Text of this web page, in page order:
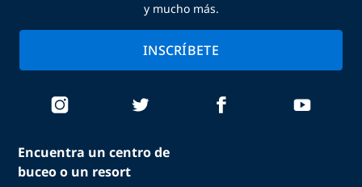
Encuentra un centro de
buceo o un resort
y mucho más.
INSCRÍBETE